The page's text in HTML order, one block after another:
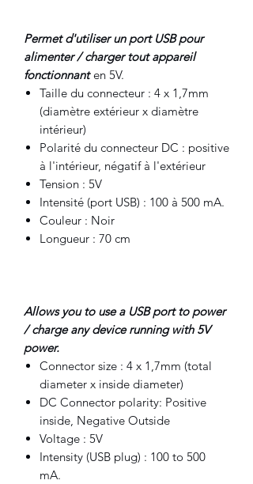
Permet d'utiliser un port USB pour
alimenter / charger tout appareil
fonctionnanten 5V.
Taille du connecteur : 4 x 1,7mm
(diamètre extérieur x diamètre
intérieur)
Polarité du connecteur DC : positive
à l'intérieur, négatif à l'extérieur
Tension : 5V
Intensité (port USB) : 100 à 500 mA.
Couleur : Noir
Longueur : 70 cm
Allows you to use a USB port to power
/ charge any device running with 5V
power.
Connector size : 4 x 1,7mm (total
diameter x inside diameter)
DC Connector polarity: Positive
inside, Negative Outside
Voltage : 5V
Intensity (USB plug) : 100 to 500
mA.